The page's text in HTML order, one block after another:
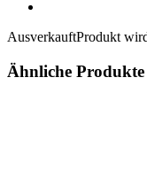
AusverkauftProdukt
Ähnliche Produkte